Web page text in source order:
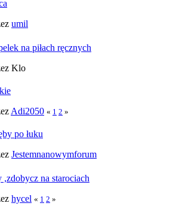
umil
na piłach ręcznych
Klo
Adi2050 « 1 2 »
po łuku
Jestemnanowymforum
,zdobycz na starociach
hycel « 1 2 »